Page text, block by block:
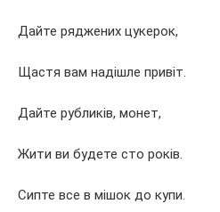
Дайте ряджених цукерок,
Щастя вам надішле привіт.
Дайте рубликів, монет,
Жити ви будете сто років.
Сипте все в мішок до купи.